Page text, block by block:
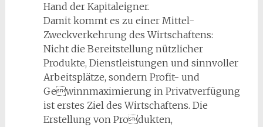
Hand der Kapitaleigner.
Damit kommt es zu einer Mittel-
Zweckverkehrung des Wirtschaftens:
Nicht die Bereitstellung nützlicher
Produkte, Dienstleistungen und sinnvoller
Arbeitsplätze, sondern Profit- und
Gewinnmaximierung in Privatverfügung
ist erstes Ziel des Wirtschaftens. Die
Erstellung von Produkten,